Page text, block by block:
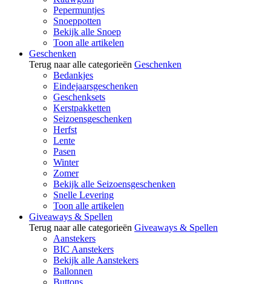
Pepermuntjes
Snoeppotten
Bekijk alle Snoep
Toon alle artikelen
Geschenken
Terug naar alle categorieën Geschenken
Bedankjes
Eindejaarsgeschenken
Geschenksets
Kerstpakketten
Seizoensgeschenken
Herfst
Lente
Pasen
Winter
Zomer
Bekijk alle Seizoensgeschenken
Snelle Levering
Toon alle artikelen
Giveaways & Spellen
Terug naar alle categorieën Giveaways & Spellen
Aanstekers
BIC Aanstekers
Bekijk alle Aanstekers
Ballonnen
Buttons